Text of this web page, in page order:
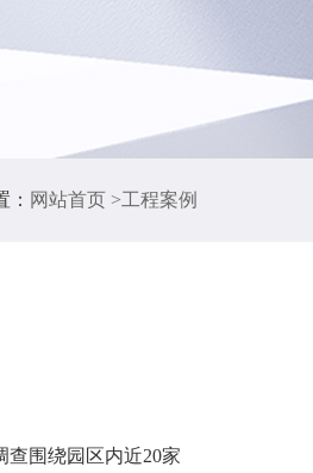
： 网站首页 >工程案例
查围绕园区内近20家